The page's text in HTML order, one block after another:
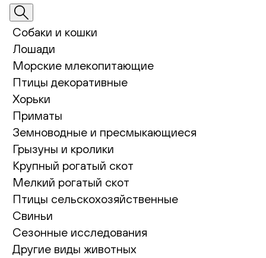
Собаки и кошки
Лошади
Морские млекопитающие
Птицы декоративные
Хорьки
Приматы
Земноводные и пресмыкающиеся
Грызуны и кролики
Крупный рогатый скот
Мелкий рогатый скот
Птицы сельскохозяйственные
Свиньи
Сезонные исследования
Другие виды животных